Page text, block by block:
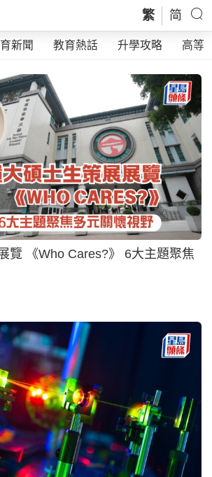
繁 简
新聞 教育熱話 升學攻略 高等
覽 《Who Cares?》 6大主題聚焦